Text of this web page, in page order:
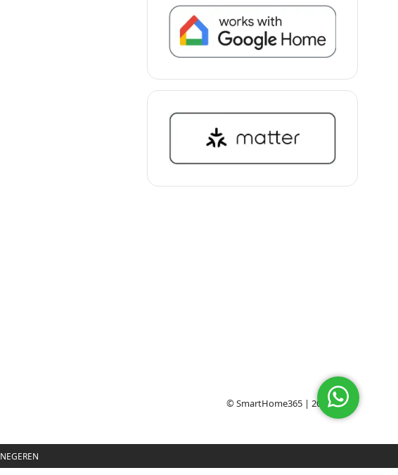
NEGEREN
© SmartHome365 | 2016 - 2026